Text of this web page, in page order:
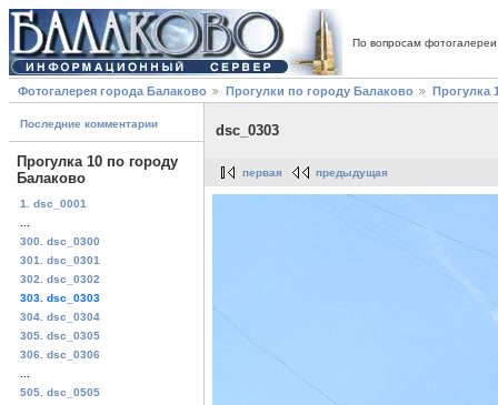
По вопросам
Фотогалерея города Балаково Прогулки по городу Балаково Прогулка
Последние комментарии
Прогулка 10 по городу
Балаково
1. dsc_0001
300. dsc_0300
301. dsc_0301
302. dsc_0302
303. dsc_0303
304. dsc_0304
305. dsc_0305
306. dsc_0306
505. dsc_0505
dsc_0303
первая предыдущая